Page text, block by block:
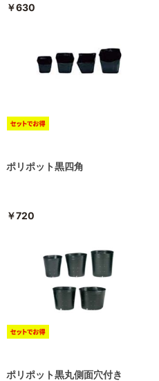
￥630
ポリポット黒四角
￥720
ポリポット黒丸側面穴付き